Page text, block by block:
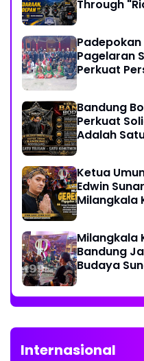
Through
Pagelaran
Perkuat
Bandung
Perkuat
Adalah
Ketua
Edwin
Milangkala
Milangkala
Bandung
Budaya
Internasional